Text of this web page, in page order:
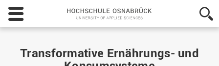
Hochschule
Osnabrück
-
Applied
Transformative Ernährungs- und